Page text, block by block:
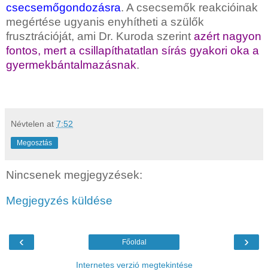
csecsemőgondozásra. A csecsemők reakcióinak
megértése ugyanis enyhítheti a szülők
frusztrációját, ami Dr. Kuroda szerint azért nagyon
fontos, mert a csillapíthatatlan sírás gyakori oka a
gyermekbántalmazásnak.
Névtelen at 7:52
Megosztás
Nincsenek megjegyzések:
Megjegyzés küldése
‹ ›
Főoldal
Internetes verzió megtekintése